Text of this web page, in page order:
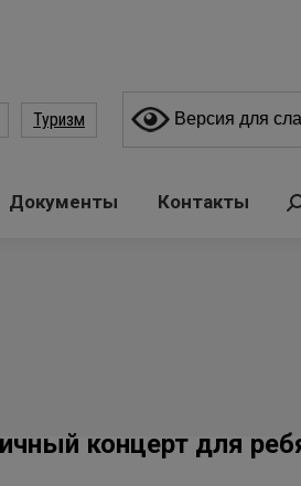
Версия для
Туризм
Документы Контакты
концерт для